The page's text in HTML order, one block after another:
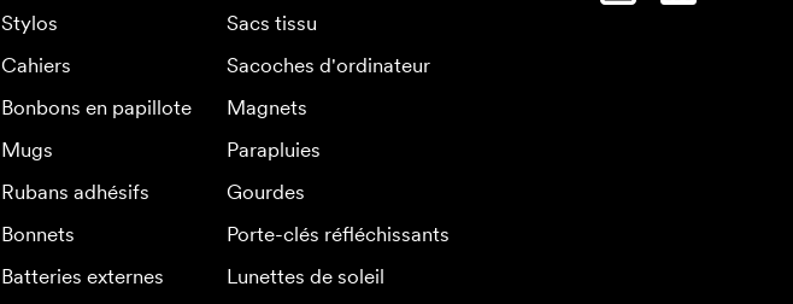
Stylos
Sacs tissu
Cahiers
Sacoches d'ordinateur
Bonbons en papillote
Magnets
Mugs
Parapluies
Rubans adhésifs
Gourdes
Bonnets
Porte-clés réfléchissants
Batteries externes
Lunettes de soleil